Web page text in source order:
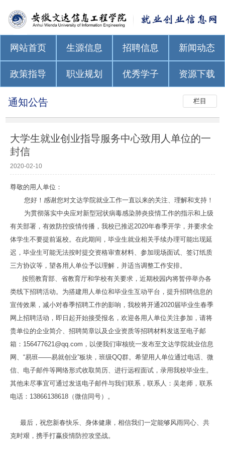
网站首页 生源信息 招聘信息 新闻动态
政策指导 职业规划 优秀学子 资源下载
栏目
通知公告
大学生就业创业指导服务中心致用人单位的一
封信
2020-02-10
尊敬的用人单位：
您好！感谢您对文达学院就业工作一直以来的关注、理解和支持！
为贯彻落实中央应对新型冠状病毒感染肺炎疫情工作的指示和上级
有关部署，有效防控疫情传播，我校已推迟2020年春季开学，并要求全
体学生不要提前返校。在此期间，毕业生就业相关手续办理可能出现延
迟，毕业生可能无法按时提交资格审查材料、参加现场面试、签订纸质
三方协议等，望各用人单位予以理解，并适当调整工作安排。
按照教育部、省教育厅和学校有关要求，近期校园内将暂停举办各
类线下招聘活动。为搭建用人单位和毕业生互动平台，提升招聘信息的
宣传效果，减小对春季招聘工作的影响，我校将开通2020届毕业生春季
网上招聘活动，即日起开始接受报名，欢迎各用人单位关注参加，请将
贵单位的企业简介、招聘简章以及企业资质等招聘材料发送至电子邮
箱：156477621@qq.com，以便我们审核统一发布至文达学院就业信息
网、“易班——易就创业”板块，班级QQ群。希望用人单位通过电话、微
信、电子邮件等网络形式收取简历、进行远程面试，录用我校毕业生。
其他未尽事宜可通过发送电子邮件与我们联系，联系人：吴老师，联系
电话：13866138618（微信同号）。
最后，祝您新春快乐、身体健康，相信我们一定能够风雨同心、共
克时艰，携手打赢疫情防控攻坚战。